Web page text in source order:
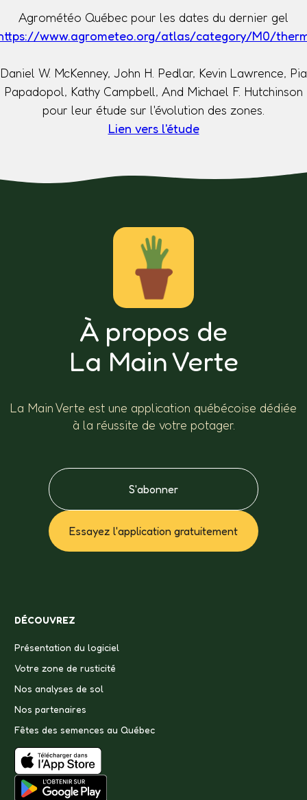
Agrométéo Québec pour les dates du dernier gel
www.agrometeo.org/atlas/category/M0/
Daniel W. McKenney, John H. Pedlar, Kevin Lawrence, Pia
Papadopol, Kathy Campbell, And Michael F. Hutchinson
pour leur étude sur l'évolution des zones.
Lien vers l'étude
À propos de
La Main Verte
La Main Verte est une application québécoise dédiée
à la réussite de votre potager.
S'abonner
Essayez l'application gratuitement
DÉCOUVREZ
Présentation du logiciel
Votre zone de rusticité
Nos analyses de sol
Nos partenaires
Fêtes des semences au Québec